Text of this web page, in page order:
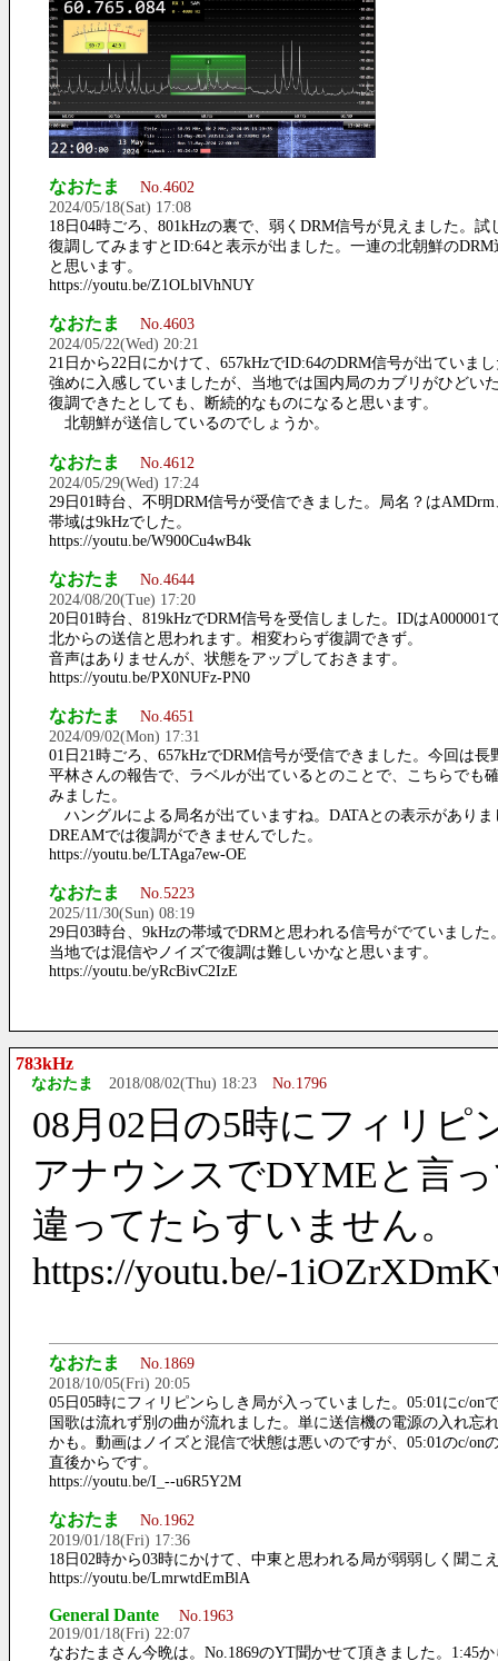
なおたま
No.4602
2024/05/18(Sat) 17:08
18日04時ごろ、801kHzの裏で、弱くDRM信号が見えました。試
復調してみますとID:64と表示が出ました。一連の北朝鮮のDRM
と思います。
https://youtu.be/Z1OLblVhNUY
なおたま
No.4603
2024/05/22(Wed) 20:21
21日から22日にかけて、657kHzでID:64のDRM信号が出ていま
強めに入感していましたが、当地では国内局のカブリがひどい
復調できたとしても、断続的なものになると思います。
北朝鮮が送信しているのでしょうか。
なおたま
No.4612
2024/05/29(Wed) 17:24
29日01時台、不明DRM信号が受信できました。局名？は
帯域は9kHzでした。
https://youtu.be/W900Cu4wB4k
なおたま
No.4644
2024/08/20(Tue) 17:20
20日01時台、819kHzでDRM信号を受信しました。IDはA000001
北からの送信と思われます。相変わらず復調できず。
音声はありませんが、状態をアップしておきます。
https://youtu.be/PX0NUFz-PN0
なおたま
No.4651
2024/09/02(Mon) 17:31
01日21時ごろ、657kHzでDRM信号が受信できました。今回は長
平林さんの報告で、ラベルが出ているとのことで、こちらでも
みました。
ハングルによる局名が出ていますね。DATAとの表示がありま
DREAMでは復調ができませんでした。
https://youtu.be/LTAga7ew-OE
なおたま
No.5223
2025/11/30(Sun) 08:19
29日03時台、9kHzの帯域でDRMと思われる信号がでていました
当地では混信やノイズで復調は難しいかなと思います。
https://youtu.be/yRcBivC2IzE
783kHz
なおたま 2018/08/02(Thu) 18:23 No.1796
08月02日の5時にフィリ
アナウンスでDYMEと言
違ってたらすいません。
https://youtu.be/-
なおたま
No.1869
2018/10/05(Fri) 20:05
05日05時にフィリピンらしき局が入っていました。05:01にc/on
国歌は流れず別の曲が流れました。単に送信機の電源の入れ忘
かも。動画はノイズと混信で状態は悪いのですが、05:01のc/on
直後からです。
https://youtu.be/I_--u6R5Y2M
なおたま
No.1962
2019/01/18(Fri) 17:36
18日02時から03時にかけて、中東と思われる局が弱弱しく聞こ
https://youtu.be/LmrwtdEmBlA
General Dante
No.1963
2019/01/18(Fri) 22:07
なおたまさん今晩は。No.1869のYT聞かせて頂きました。1:45